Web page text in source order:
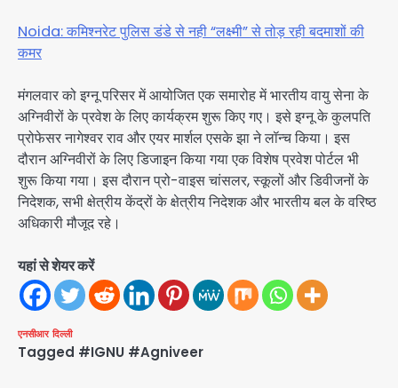
Noida: कमिश्नरेट पुलिस डंडे से नही “लक्ष्मी” से तोड़ रही बदमाशों की
कमर
मंगलवार को इग्नू परिसर में आयोजित एक समारोह में भारतीय वायु सेना के
अग्निवीरों के प्रवेश के लिए कार्यक्रम शुरू किए गए। इसे इग्नू के कुलपति
प्रोफेसर नागेश्वर राव और एयर मार्शल एसके झा ने लॉन्च किया। इस
दौरान अग्निवीरों के लिए डिजाइन किया गया एक विशेष प्रवेश पोर्टल भी
शुरू किया गया। इस दौरान प्रो-वाइस चांसलर, स्कूलों और डिवीजनों के
निदेशक, सभी क्षेत्रीय केंद्रों के क्षेत्रीय निदेशक और भारतीय बल के वरिष्ठ
अधिकारी मौजूद रहे।
यहां से शेयर करें
एनसीआर दिल्ली
Tagged #IGNU #Agniveer